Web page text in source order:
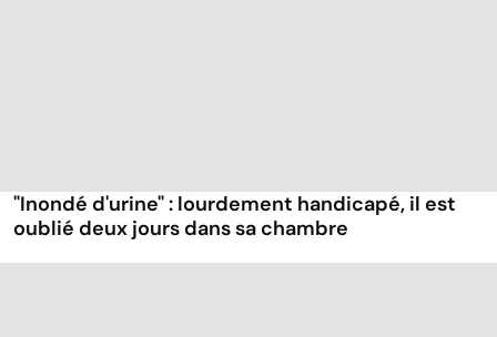
"Inondé d'urine" : lourdement handicapé, il est
oublié deux jours dans sa chambre